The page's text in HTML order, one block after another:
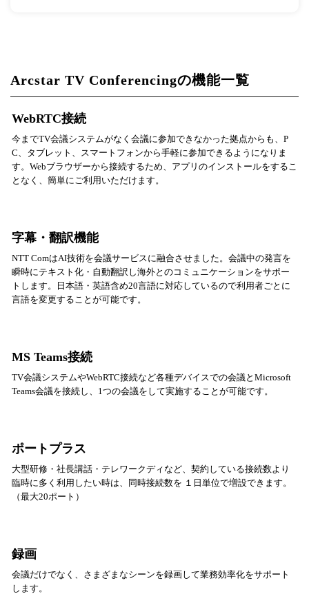
Arcstar TV Conferencingの機能一覧
WebRTC接続
今までTV会議システムがなく会議に参加できなかった拠点からも、P
C、タブレット、スマートフォンから手軽に参加できるようになりま
す。Webブラウザーから接続するため、アプリのインストールをするこ
となく、簡単にご利用いただけます。
字幕・翻訳機能
NTT ComはAI技術を会議サービスに融合させました。会議中の発言を
瞬時にテキスト化・自動翻訳し海外とのコミュニケーションをサポー
トします。日本語・英語含め20言語に対応しているので利用者ごとに
言語を変更することが可能です。
MS Teams接続
TV会議システムやWebRTC接続など各種デバイスでの会議とMicrosoft
Teams会議を接続し、1つの会議をして実施することが可能です。
ポートプラス
大型研修・社長講話・テレワークディなど、契約している接続数より
臨時に多く利用したい時は、同時接続数を １日単位で増設できます。
（最大20ポート）
録画
会議だけでなく、さまざまなシーンを録画して業務効率化をサポート
します。